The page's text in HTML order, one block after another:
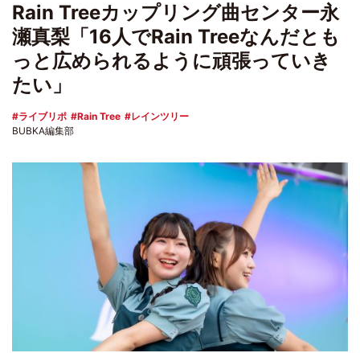
Rain Treeカップリング曲センター永
瀬真梨「16人でRain Treeなんだとも
っと広められるように頑張っていき
たい」
ライブリポ Rain Tree
レインツリー
BUBKA編集部